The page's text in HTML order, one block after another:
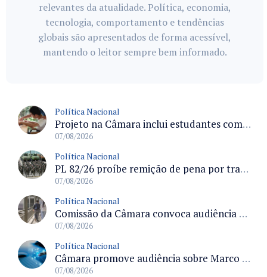
relevantes da atualidade. Política, economia,
tecnologia, comportamento e tendências
globais são apresentados de forma acessível,
mantendo o leitor sempre bem informado.
Política Nacional
Projeto na Câmara inclui estudantes com deficiência no regime escolar especial da LDB e estabelece critérios para frequência
07/08/2026
Política Nacional
PL 82/26 proíbe remição de pena por trabalho em funções militares para condenados por crimes contra o Estado Democrático de Direito
07/08/2026
Política Nacional
Comissão da Câmara convoca audiência para discutir misoginia nas escolas e universidades após divulgação de listas misóginas
07/08/2026
Política Nacional
Câmara promove audiência sobre Marco de Fomento à Economia Digital e impactos da inteligência artificial
07/08/2026